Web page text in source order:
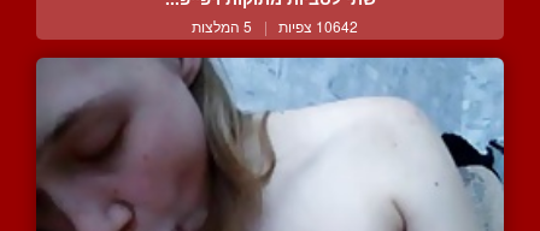
10642 צפיות | 5 המלצות